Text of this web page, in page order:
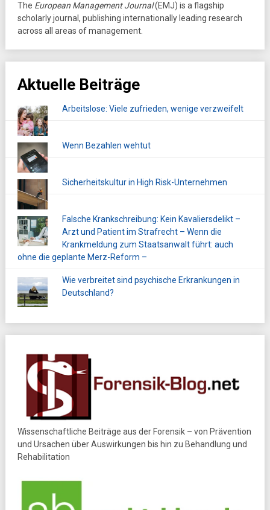
The European Management Journal(EMJ) is a flagship
scholarly journal, publishing internationally leading research
across all areas of management.
Aktuelle Beiträge
Arbeitslose: Viele zufrieden, wenige verzweifelt
Wenn Bezahlen wehtut
Sicherheitskultur in High Risk-Unternehmen
Falsche Krankschreibung: Kein Kavaliersdelikt –
Arzt und Patient im Strafrecht – Wenn die
Krankmeldung zum Staatsanwalt führt: auch
ohne die geplante Merz-Reform –
Wie verbreitet sind psychische Erkrankungen in
Deutschland?
Wissenschaftliche Beiträge aus der Forensik – von Prävention
und Ursachen über Auswirkungen bis hin zu Behandlung und
Rehabilitation